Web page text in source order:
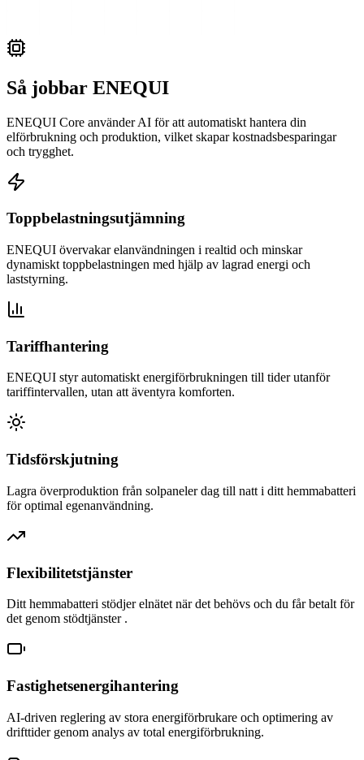
Så jobbar ENEQUI
ENEQUI Core använder AI för att automatiskt hantera din
elförbrukning och produktion, vilket skapar kostnadsbesparingar
och trygghet.
Toppbelastningsutjämning
ENEQUI övervakar elanvändningen i realtid och minskar
dynamiskt toppbelastningen med hjälp av lagrad energi och
laststyrning.
Tariffhantering
ENEQUI styr automatiskt energiförbrukningen till tider utanför
tariffintervallen, utan att äventyra komforten.
Tidsförskjutning
Lagra överproduktion från solpaneler dag till natt i ditt hemmabatteri
för optimal egenanvändning.
Flexibilitetstjänster
Ditt hemmabatteri stödjer elnätet när det behövs och du får betalt för
det genom stödtjänster .
Fastighetsenergihantering
AI-driven reglering av stora energiförbrukare och optimering av
drifttider genom analys av total energiförbrukning.